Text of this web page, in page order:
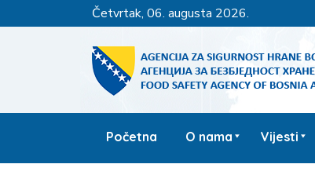
četvrtak, 06. augusta 2026.
Početna O nama Vijesti